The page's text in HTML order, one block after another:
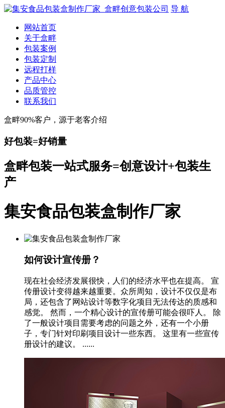
导 航
网站首页
关于盒畔
包装案例
包装定制
远程打样
产品中心
品质管控
联系我们
盒畔90%客户，源于老客介绍
好包装=好销量
盒畔包装一站式服务=创意设计+包装生
产
集安食品包装盒制作厂家
如何设计宣传册？
现在社会经济发展很快，人们的经济水平也在提高。 宣
传册设计变得越来越重要。众所周知，设计不仅仅是布
局，还包含了网站设计等数字化项目无法传达的质感和
感觉。 然而，一个精心设计的宣传册可能会很吓人。 除
了一般设计项目需要考虑的问题之外，还有一个小册
子，专门针对印刷项目设计一些东西。 这里有一些宣传
册设计的建议。 ......